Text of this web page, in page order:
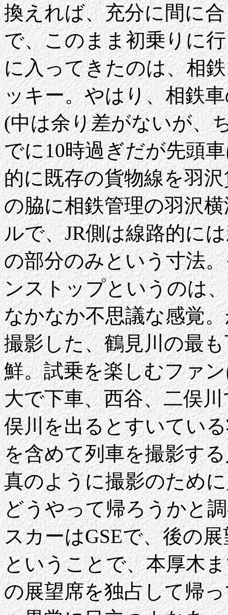
換えれば、充分に間に
で、このまま初乗りに
に入ってきたのは、相
ッキー。やはり、相鉄
(中は余り差がないが、
でに10時過ぎだが先頭
的に既存の貨物線を羽
の脇に相鉄管理の羽沢
ルで、JR側は線路的に
の部分のみという寸法
ンストップというのは
なかなか不思議な感覚
撮影した、鶴見川の最
鮮。試乗を楽しむファ
大で下車、西谷、二俣
俣川を出るとすいてい
を含めて列車を撮影す
真のように撮影のため
どうやって帰ろうかと
スカーはGSEで、後の
ということで、本厚木
の展望席を独占して帰